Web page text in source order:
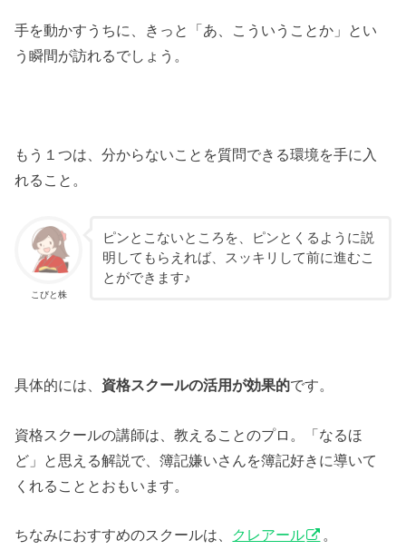
手を動かすうちに、きっと「あ、こういうことか」とい
う瞬間が訪れるでしょう。
もう１つは、分からないことを質問できる環境を手に入
れること。
こびと株
ピンとこないところを、ピンとくるように説
明してもらえれば、スッキリして前に進むこ
とができます♪
具体的には、 資格スクールの活用が効果的です。
資格スクールの講師は、教えることのプロ。「なるほ
ど」と思える解説で、簿記嫌いさんを簿記好きに導いて
くれることとおもいます。
ちなみにおすすめのスクールは、 クレアール 。